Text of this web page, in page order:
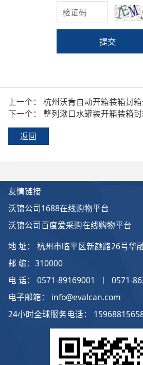
提交
上一个： 杭州沃肯自动开箱装箱封箱一体机 原味
下一个： 整列漱口水罐装开箱装箱封箱一体机
返回
友情链接
沃锦公司1688在线购物平台
沃锦公司百度爱采购在线购物平台
地 址： 杭州市临平区新颜路26号华
邮 编：310000
电 话： 0571-89169001 丨 0571-
电子邮箱： info@evalcan.com
24小时全球服务电话：